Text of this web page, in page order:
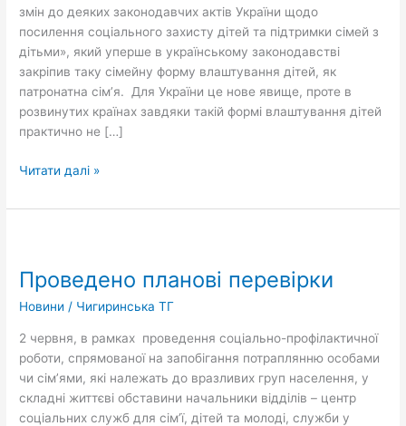
змін до деяких законодавчих актів України щодо
посилення соціального захисту дітей та підтримки сімей з
дітьми», який уперше в українському законодавстві
закріпив таку сімейну форму влаштування дітей, як
патронатна сім’я. Для України це нове явище, проте в
розвинутих країнах завдяки такій формі влаштування дітей
практично не […]
патронатним
Читати далі »
Проведено планові перевірки
Новини / Чигиринська ТГ
2 червня, в рамках проведення соціально-профілактичної
роботи, спрямованої на запобігання потраплянню особами
чи сім’ями, які належать до вразливих груп населення, у
складні життєві обставини начальники відділів – центр
соціальних служб для сім’ї, дітей та молоді, служби у
перевірки